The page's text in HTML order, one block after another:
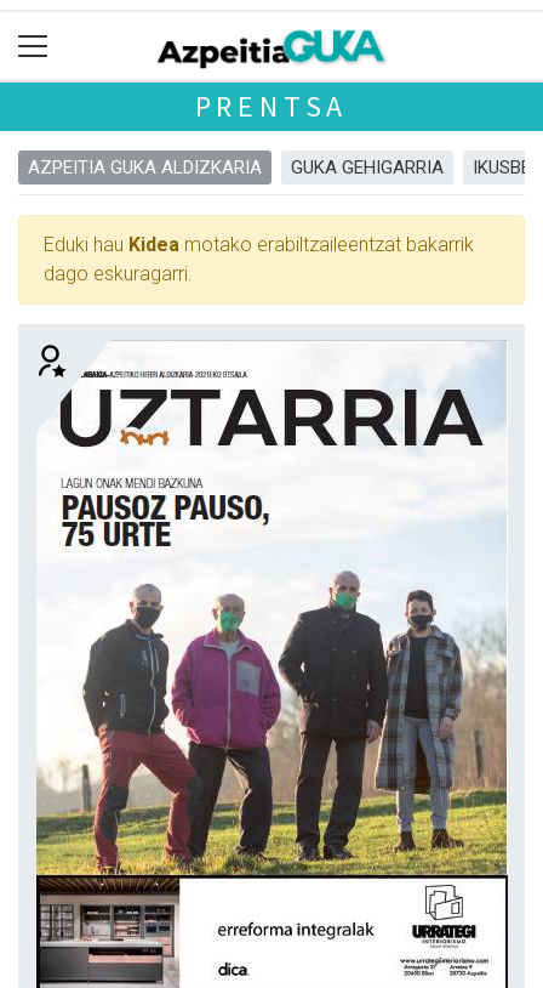
PRENTSA
AZPEITIA GUKA ALDIZKARIA GUKA GEHIGARRIA
Eduki hau Kidea motako erabiltzaileentzat bakarrik
dago eskuragarri.